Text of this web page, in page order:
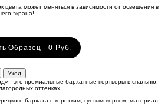
цвета может меняться в зависимости от освещения в
экрана!
Образец - 0 Руб.
Уход
- это премиальные бархатные портьеры в спальню,
оттенках.
бархата с коротким, густым ворсом, материал